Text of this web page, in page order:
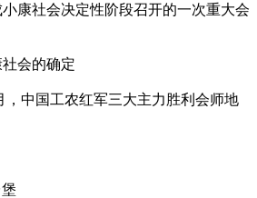
康社会决定性阶段召开的一次重大会
社会的确定
，中国工农红军三大主力胜利会师地